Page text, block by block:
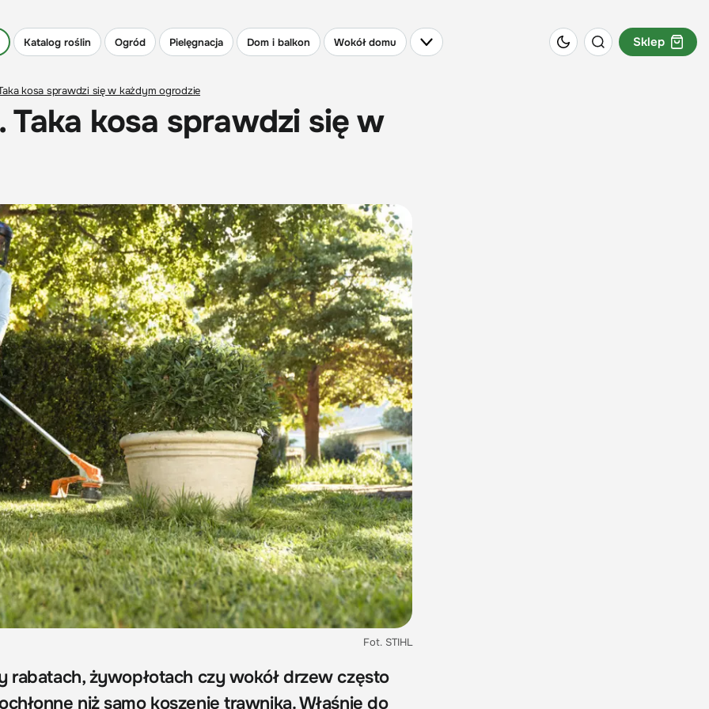
Katalog roślin Ogród Pielęgnacja Dom i balkon Wokół domu Sklep
kosa sprawdzi się w każdym ogrodzie
kosa sprawdzi się w
Fot. STIHL
rabatach, żywopłotach czy wokół drzew często
niż samo koszenie trawnika. Właśnie do